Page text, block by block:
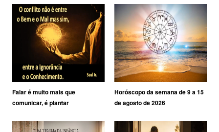
Falar é muito mais que
comunicar, é plantar
Horóscopo da semana de 9 a 15
de agosto de 2026